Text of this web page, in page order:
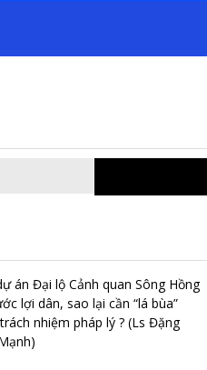
án Đại lộ Cảnh quan Sông Hồng
lợi dân, sao lại cần “lá bùa”
nhiệm pháp lý ? (Ls Đặng